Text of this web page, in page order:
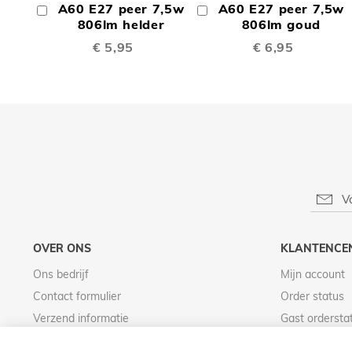
A60 E27 peer 7,5w
806lm helder
€ 5,95
In
Winkelwagen
TE
A60 E27 peer 7,5w
806lm goud
€ 6,95
In
Winkelwagen
TE
OVER ONS
Ons bedrijf
Contact formulier
Verzend informatie
Mijn account
Order status
Gast